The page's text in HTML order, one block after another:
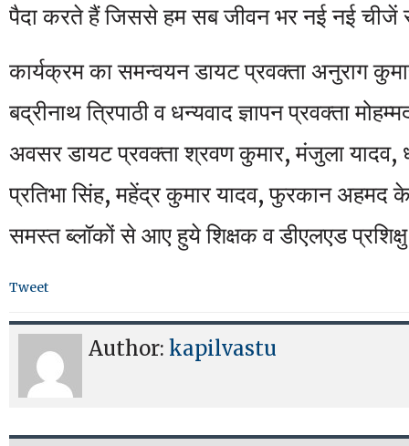
पैदा करते हैं जिससे हम सब जीवन भर नई नई
कार्यक्रम का समन्वयन डायट प्रवक्ता अनुराग
बद्रीनाथ त्रिपाठी व धन्यवाद ज्ञापन प्रवक्ता
अवसर डायट प्रवक्ता श्रवण कुमार, मंजुला यादव,
प्रतिभा सिंह, महेंद्र कुमार यादव, फुरकान अहमद
समस्त ब्लाॅकों से आए हुये शिक्षक व डीएलएड
Tweet
Author: kapilvastu